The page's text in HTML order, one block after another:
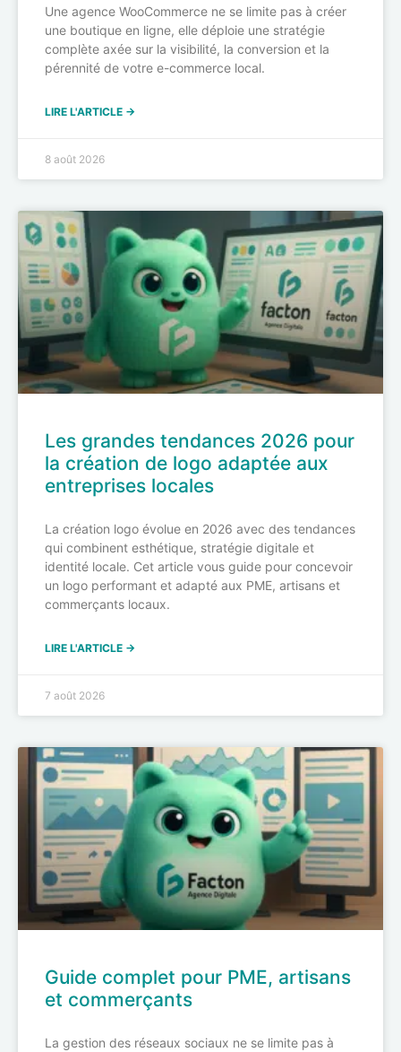
Une agence WooCommerce ne se limite pas à créer
une boutique en ligne, elle déploie une stratégie
complète axée sur la visibilité, la conversion et la
pérennité de votre e-commerce local.
LIRE L'ARTICLE →
8 août 2026
Les grandes tendances 2026 pour
la création de logo adaptée aux
entreprises locales
La création logo évolue en 2026 avec des tendances
qui combinent esthétique, stratégie digitale et
identité locale. Cet article vous guide pour concevoir
un logo performant et adapté aux PME, artisans et
commerçants locaux.
LIRE L'ARTICLE →
7 août 2026
Guide complet pour PME, artisans
et commerçants
La gestion des réseaux sociaux ne se limite pas à